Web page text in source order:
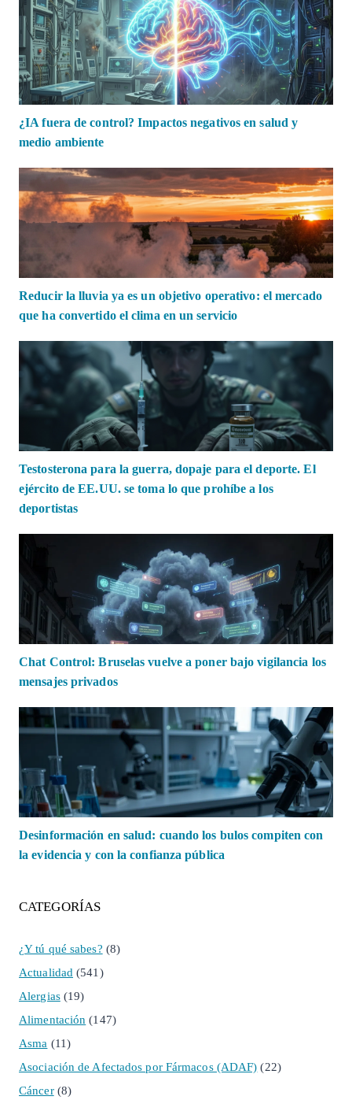
¿IA fuera de control? Impactos negativos en salud y
medio ambiente
Reducir la lluvia ya es un objetivo operativo: el mercado
que ha convertido el clima en un servicio
Testosterona para la guerra, dopaje para el deporte. El
ejército de EE.UU. se toma lo que prohíbe a los
deportistas
Chat Control: Bruselas vuelve a poner bajo vigilancia los
mensajes privados
Desinformación en salud: cuando los bulos compiten con
la evidencia y con la confianza pública
CATEGORÍAS
¿Y tú qué sabes? (8)
Actualidad (541)
Alergias(19)
Alimentación (147)
Asma (11)
Asociación de Afectados por Fármacos (ADAF) (22)
Cáncer(8)